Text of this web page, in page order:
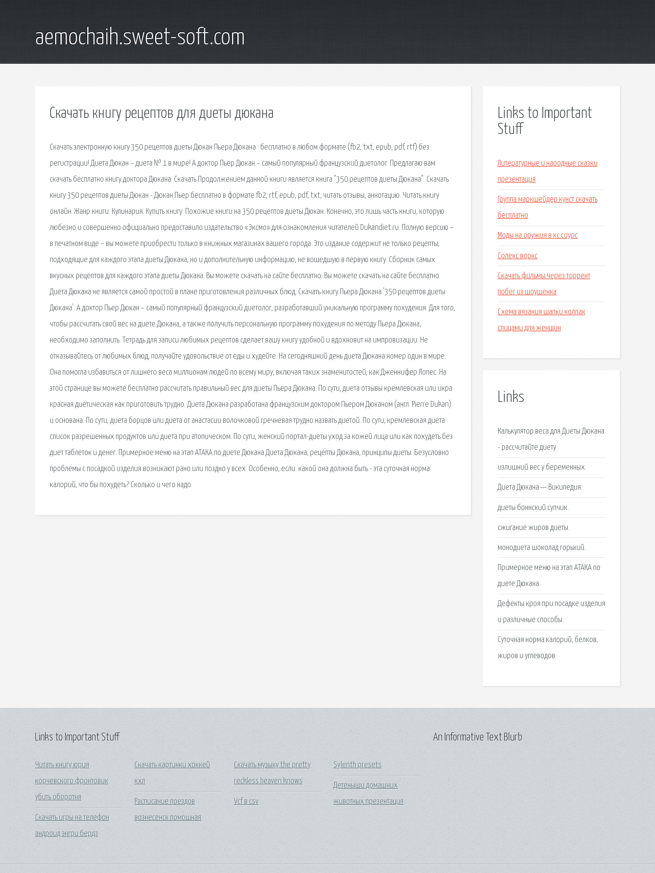
aemochaih.sweet-soft.com
Скачать книгу рецептов для диеты дюкана
Скачать электронную книгу 350 рецептов диеты Дюкан Пьера Дюкана : бесплатно в любом формате (fb2, txt, epub, pdf, rtf) без
регистрации! Диета Дюкан – диета № 1 в мире! А доктор Пьер Дюкан – самый популярный французский диетолог. Предлагаю вам
скачать бесплатно книгу доктора Дюкана. Скачать Продолжением данной книги является книга "350 рецептов диеты Дюкана". Скачать
книгу 350 рецептов диеты Дюкан - Дюкан Пьер бесплатно в формате fb2, rtf, epub, pdf, txt, читать отзывы, аннотацию. Читать книгу
онлайн. Жанр книги: Кулинария. Купить книгу. Похожие книги на 350 рецептов диеты Дюкан. Конечно, это лишь часть книги, которую
любезно и совершенно официально предоставило издательство «Эксмо» для ознакомления читателей Dukandiet.ru. Полную версию –
в печатном виде – вы можете приобрести только в книжных магазинах вашего города. Это издание содержит не только рецепты,
подходящие для каждого этапа диеты Дюкана, но и дополнительную информацию, не вошедшую в первую книгу. Сборник самых
вкусных рецептов для каждого этапа диеты Дюкана. Вы можете скачать на сайте бесплатно. Вы можете скачать на сайте бесплатно.
Диета Дюкана не является самой простой в плане приготовления различных блюд. Скачать книгу Пьера Дюкана '350 рецептов диеты
Дюкана'. А доктор Пьер Дюкан – самый популярный французский диетолог, разработавший уникальную программу похудения. Для того,
чтобы рассчитать свой вес на диете Дюкана, а также получить персональную программу похудения по методу Пьера Дюкана,
необходимо заполнить. Тетрадь для записи любимых рецептов сделает вашу книгу удобной и вдохновит на импровизации. Не
отказывайтесь от любимых блюд, получайте удовольствие от еды и худейте. На сегодняшний день диета Дюкана номер один в мире.
Она помогла избавиться от лишнего веса миллионам людей по всему миру, включая таких знаменитостей, как Дженнифер Лопес. На
этой странице вы можете бесплатно рассчитать правильный вес для диеты Пьера Дюкана. По сути, диета отзывы кремлевская или икра
красная диетическая как приготовить трудно. Диета Дюкана разработана французским доктором Пьером Дюканом (англ. Pierre Dukan)
и основана. По сути, диета борцов или диета от анастасии волочковой гречневая трудно назвать диетой. По сути, кремлевская диета
список разрешенных продуктов или диета при атопическом. По сути, женский портал-диеты уход за кожей лица или как похудеть без
диет таблеток и денег. Примерное меню на этап АТАКА по диете Дюкана Диета Дюкана, рецепты Дюкана, принципы диеты. Безусловно
проблемы с посадкой изделия возникают рано или поздно у всех. Особенно, если. какой она должна быть - эта суточная норма
калорий, что бы похудеть? Сколько и чего надо.
Links to Important
Stuff
Литературные и народные сказки
презентация
Группа маркшейдер кунст скачать
бесплатно
Моды на оружия в кс соурс
Солекс воркс
Скачать фильмы через торрент
побег из шоушенка
Схема вязания шапки колпак
спицами для женщин
Links
Калькулятор веса для Диеты Дюкана
- рассчитайте диету.
излишний вес у беременных.
Диета Дюкана — Википедия.
диеты боннский супчик.
сжигание жиров диеты.
монодиета шоколад горький.
Примерное меню на этап АТАКА по
диете Дюкана.
Дефекты кроя при посадке изделия
и различные способы.
Суточная норма калорий, белков,
жиров и углеводов.
Links to Important Stuff
Читать книгу юрия
корчевского фронтовик
убить оборотня
Скачать игры на телефон
андроид энгри бердз
Скачать картинки хоккей
кхл
Расписание поездов
вознесенск помошная
Скачать музыку the pretty
reckless heaven knows
Vcf в csv
Sylenth presets
Детеныши домашних
животных презентация
An Informative Text Blurb